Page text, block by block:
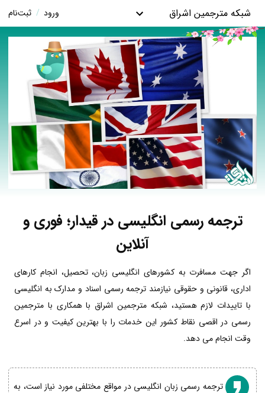
شبکه مترجمین اشراق ورود / ثبت‌نام
ترجمه رسمی انگلیسی در قیدار؛ فوری و
آنلاین
اگر جهت مسافرت به کشورهای انگلیسی زبان، تحصیل، انجام کارهای
اداری، قانونی و حقوقی نیازمند ترجمه رسمی اسناد و مدارک به انگلیسی
با تاییدات لازم هستید، شبکه مترجمین اشراق با همکاری با مترجمین
رسمی در اقصی نقاط کشور این خدمات را با بهترین کیفیت و در اسرع
وقت انجام می دهد.
ترجمه رسمی زبان انگلیسی در مواقع مختلفی مورد نیاز است، به